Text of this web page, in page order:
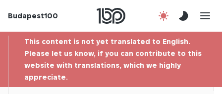
Budapest100
Contact
This content is not yet translated to English.
Please let us know, if you can contribute to this
website with translations, which we highly
appreciate.